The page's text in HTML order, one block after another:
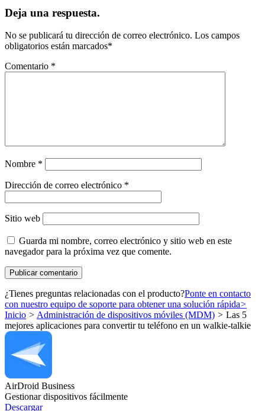
Deja una respuesta.
No se publicará tu dirección de correo electrónico. Los campos
obligatorios están marcados*
Comentario *
Nombre *
Dirección de correo electrónico *
Sitio web
Guarda mi nombre, correo electrónico y sitio web en este
navegador para la próxima vez que comente.
¿Tienes preguntas relacionadas con el producto?Ponte en contacto
con nuestro equipo de soporte para obtener una solución rápida>
Inicio > Administración de dispositivos móviles (MDM) > Las 5
mejores aplicaciones para convertir tu teléfono en un walkie-talkie
AirDroid Business
Gestionar dispositivos fácilmente
Descargar